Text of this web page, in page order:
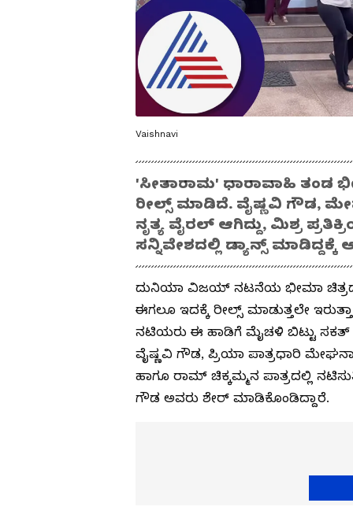
Vaishnavi
'ಸೀತಾರಾಮ' ಧಾರಾವಾಹಿ ತಂಡ
ರೀಲ್ಸ್ ಮಾಡಿದೆ. ವೈಷ್ಣವಿ ಗೌಡ,
ನೃತ್ಯ ವೈರಲ್ ಆಗಿದ್ದು, ಮಿಶ್ರ
ಸನ್ನಿವೇಶದಲ್ಲಿ ಡ್ಯಾನ್ಸ್ ಮಾಡಿದ್ದಕ್ಕೆ
ದುನಿಯಾ ವಿಜಯ್​ ನಟನೆಯ ಭೀಮಾ
ಈಗಲೂ ಇದಕ್ಕೆ ರೀಲ್ಸ್​ ಮಾಡುತ್ತಲೇ
ನಟಿಯರು ಈ ಹಾಡಿಗೆ ಮೈಚಳಿ ಬಿಟ್ಟು ಸಕತ್​
ವೈಷ್ಣವಿ ಗೌಡ, ಪ್ರಿಯಾ ಪಾತ್ರಧಾರಿ
ಹಾಗೂ ರಾಮ್​ ಚಿಕ್ಕಮ್ಮನ ಪಾತ್ರದಲ್ಲಿ
ಗೌಡ ಅವರು ಶೇರ್​ ಮಾಡಿಕೊಂಡಿದ್ದಾರೆ.